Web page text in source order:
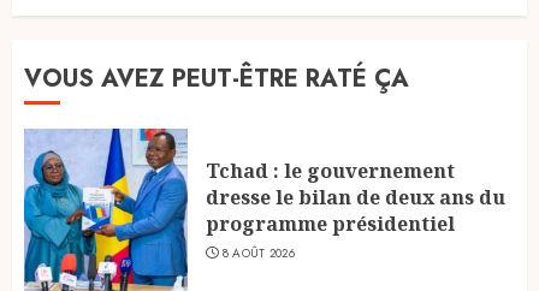
VOUS AVEZ PEUT-ÊTRE RATÉ ÇA
Tchad : le gouvernement
dresse le bilan de deux ans du
programme présidentiel
8 AOÛT 2026